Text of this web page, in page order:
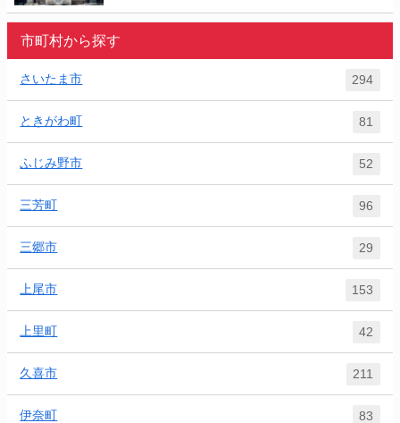
市町村から探す
さいたま市 294
ときがわ町 81
ふじみ野市 52
三芳町 96
三郷市 29
上尾市 153
上里町 42
久喜市 211
伊奈町 83